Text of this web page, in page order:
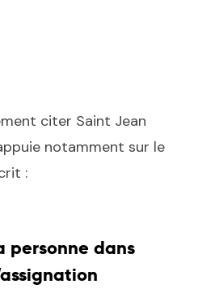
citer Saint Jean
notamment sur le
:
personne dans